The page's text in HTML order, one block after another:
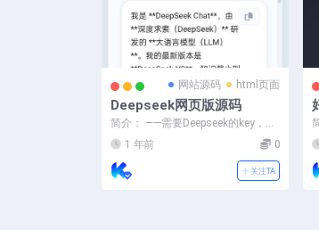
网站源码 html页面
Deepseek网页版源码
简介： ——需要Deepseek的key，可
以去Deepseek开放平台注册账号...
1 年前 0
关注TA